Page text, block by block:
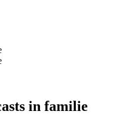
in familie